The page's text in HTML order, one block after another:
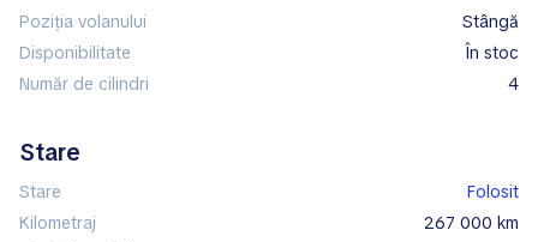
Poziția volanului
stângă
Disponibilitate
în stoc
Număr de cilindri
4
Stare
Stare
Folosit
Kilometraj
267 000 km